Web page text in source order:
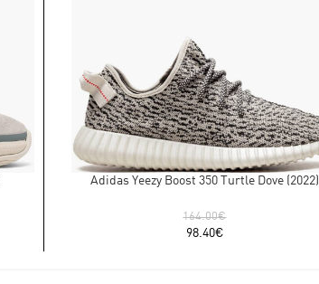
Adidas Yeezy Boost 350 Turtle Dove (2022)
164.00€
98.40€